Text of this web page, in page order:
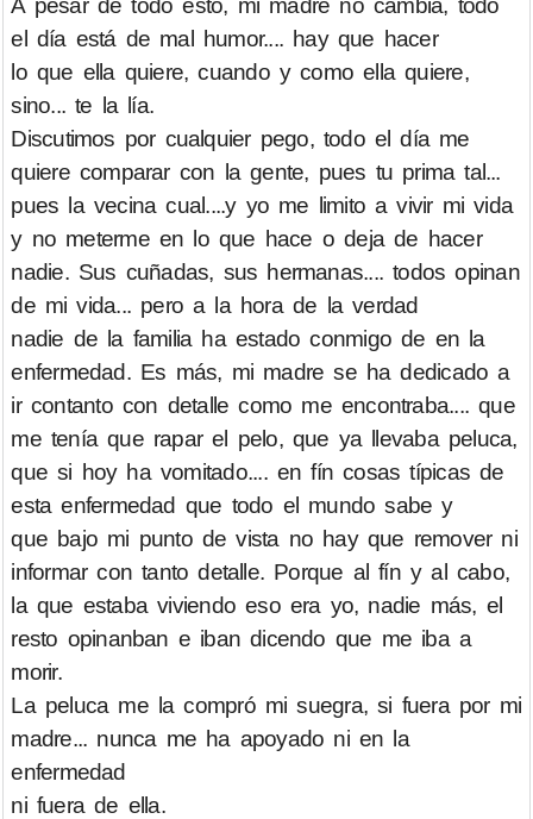
el día está de mal humor.... hay que hacer
lo que ella quiere, cuando y como ella quiere,
sino... te la lía.
Discutimos por cualquier pego, todo el día me
quiere comparar con la gente, pues tu prima tal...
pues la vecina cual....y yo me limito a vivir mi vida
y no meterme en lo que hace o deja de hacer
nadie. Sus cuñadas, sus hermanas.... todos opinan
de mi vida... pero a la hora de la verdad
nadie de la familia ha estado conmigo de en la
enfermedad. Es más, mi madre se ha dedicado a
ir contanto con detalle como me encontraba.... que
me tenía que rapar el pelo, que ya llevaba peluca,
que si hoy ha vomitado.... en fín cosas típicas de
esta enfermedad que todo el mundo sabe y
que bajo mi punto de vista no hay que remover ni
informar con tanto detalle. Porque al fín y al cabo,
la que estaba viviendo eso era yo, nadie más, el
resto opinanban e iban dicendo que me iba a
morir.
La peluca me la compró mi suegra, si fuera por mi
madre... nunca me ha apoyado ni en la
enfermedad
ni fuera de ella.